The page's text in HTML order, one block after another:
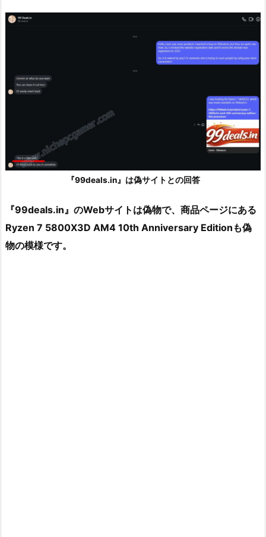
『99deals.in』は偽サイトとの回答
『99deals.in』のWebサイトは偽物で、商品ページにある
Ryzen 7 5800X3D AM4 10th Anniversary Editionも偽
物の模様です。